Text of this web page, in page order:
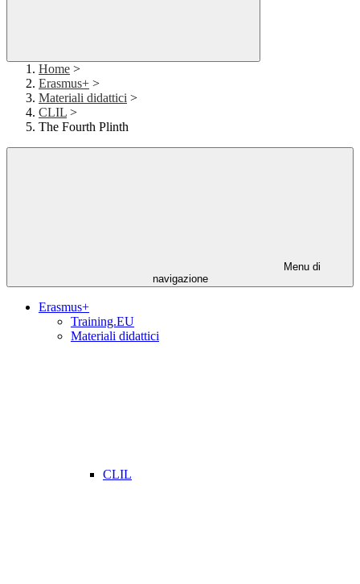
Home >
Erasmus+ >
Materiali didattici >
CLIL >
The Fourth Plinth
Menu di
navigazione
Erasmus+
Training.EU
Materiali didattici
CLIL